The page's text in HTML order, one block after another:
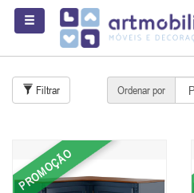
Filtrar Ordenar por
PROMOÇÃO